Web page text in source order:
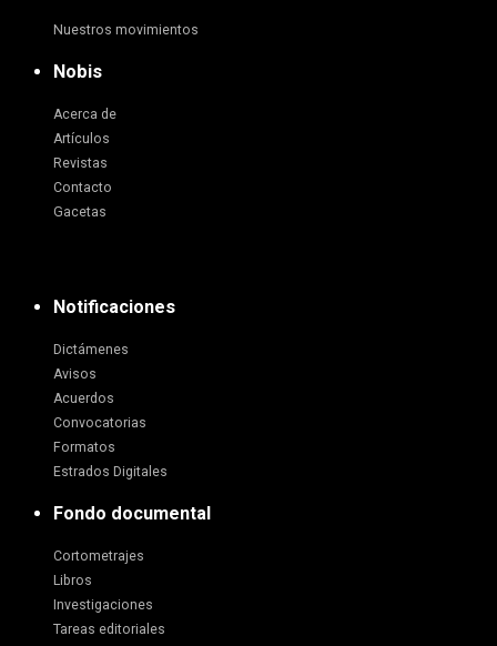
Nuestros movimientos
Nobis
Acerca de
Artículos
Revistas
Contacto
Gacetas
Notificaciones
Dictámenes
Avisos
Acuerdos
Convocatorias
Formatos
Estrados Digitales
Fondo documental
Cortometrajes
Libros
Investigaciones
Tareas editoriales